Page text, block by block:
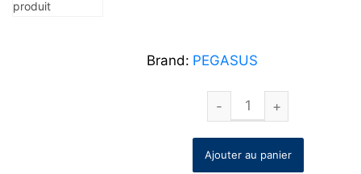
Brand: PEGASUS
Ajouter au panier